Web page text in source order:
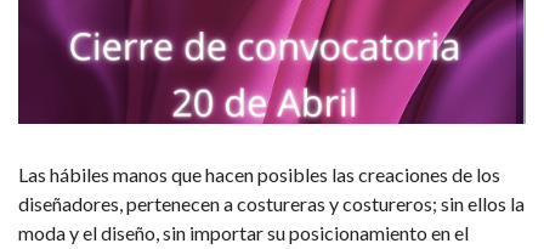
Las hábiles manos que hacen posibles las creaciones de los
diseñadores, pertenecen a costureras y costureros; sin ellos la
moda y el diseño, sin importar su posicionamiento en el